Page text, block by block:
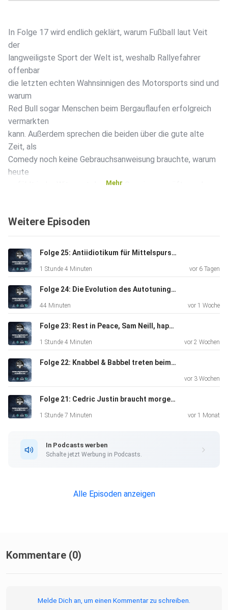
In Folge 17 wird endlich geklärt, warum Fußball laut Veit
der
langweiligste Sport der Welt ist, weshalb Rallyefahrer
offenbar
die letzten echten Wahnsinnigen des Motorsports sind und
warum
Red Bull sogar Menschen beim Bergauflaufen erfolgreich
vermarkten
kann. Außerdem sprechen die beiden über die gute alte
Zeit, als
Comedy noch keine Gebrauchsanweisung brauchte, warum
heute
gefühlt jeder Witz erst durch 17 Gremien geprüft werden
Zwischendurch gibt es wertvolle Haushaltstipps zur
hygienischen
neonfarbene Dildos in der Spülmaschine, philosophische
Betrachtungen über dumme Kundenfragen und die
Frage, warum Menschen ein "Nein" nicht akzeptieren
können.
Außerdem erfahrt ihr, weshalb man Kinder niemals
aller Zeiten ist.
Mehr
Weitere Episoden
Folge 25: Antiidiotikum für Mittelspurschleicher
1 Stunde 4 Minuten vor 6 Tagen
Folge 24: Die Evolution des Autotunings: Von 2008 bis heute.
44 Minuten vor 1 Woche
Folge 23: Rest in Peace, Sam Neill, happy Birthday, SpanzBob Schwanzkopf und Cayenne Shuffle oder: 3 zum Preis von 5, dafür aber 2 gratis dazu.
1 Stunde 4 Minuten vor 2 Wochen
Folge 22: Knabbel & Babbel treten beim Pferdeboxen gegen den iX5 an.
vor 3 Wochen
Folge 21: Cedric Justin braucht morgens Wodka-Red Bull auf dem Weg zur Grundschule
1 Stunde 7 Minuten vor 1 Monat
In Podcasts werben
Schalte jetzt Werbung in Podcasts.
Alle Episoden anzeigen
Kommentare (0)
Melde Dich an, um einen Kommentar zu schreiben.